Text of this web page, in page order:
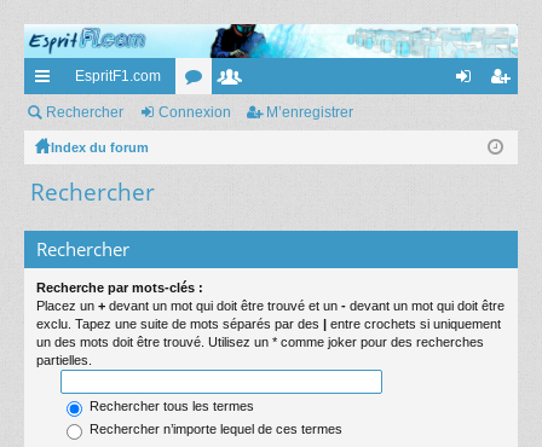
cc
ès
ra
de
EspritF1.com
or e
nr
Rechercher Connexion M’enregistrer
Index du forum
Rechercher
Rechercher
Recherche par mots-clés :
Placez un + devant un mot qui doit être trouvé et un - devant un mot qui doit être
exclu. Tapez une suite de mots séparés par des | entre crochets si uniquement
un des mots doit être trouvé. Utilisez un * comme joker pour des recherches
partielles.
Rechercher tous les termes
Rechercher n’importe lequel de ces termes